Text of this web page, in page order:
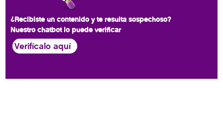
¿Recibiste un contenido y te resulta sospechoso?
Nuestro chatbot lo puede verificar
Verifícalo aquí